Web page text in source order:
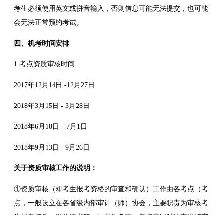
考生必须使用英文或拼音输入，否则信息可能无法提交，也可能
会无法正常预约考试。
四、机考时间安排
1.考点资质审核时间
2017年12月14日 -12月27日
2018年3月15日 - 3月28日
2018年6月18日 – 7月1日
2018年9月13日 - 9月26日
关于资质审核工作的说明：
①资质审核（即考生报考资格的审查和确认）工作由各考点（考
点，一般设立在各省级内部审计（师）协会，主要职责为审核考